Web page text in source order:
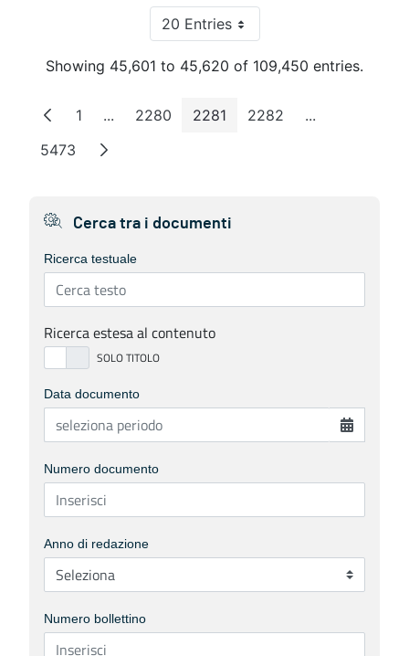
20 EntriesPer Page
Showing 45,601 to 45,620 of 109,450 entries.
Page
1 ...Intermediate Pages
Page
2280 Page
2281 Page
2282 ...Intermediate
Page
5473
Cerca tra i documenti
Ricerca testuale
Ricerca estesa al contenuto
Data documento
Numero documento
Anno di redazione
Numero bollettino